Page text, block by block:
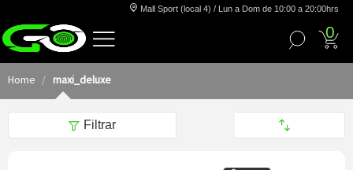
Mall Sport (local 4) / Lun a Dom de 10:00 a 20:00hrs
0
Home maxi_deluxe
Filtrar